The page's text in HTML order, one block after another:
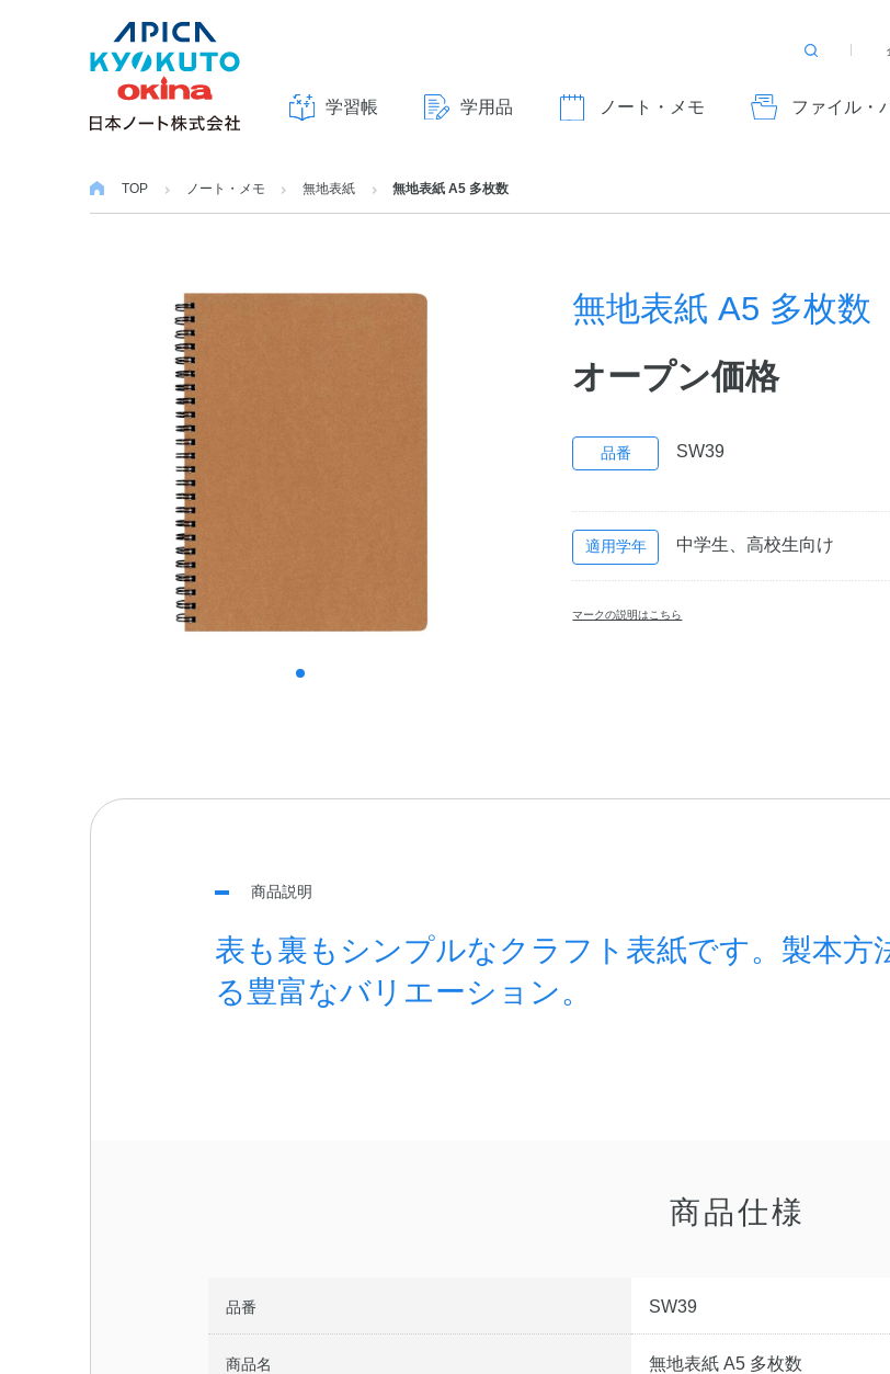
学習帳 学用品 ノート・メモ ファイル・
検
る
TOP ノート・メモ 無地表紙 無地表紙 A5 多枚数
無地表紙 A5 多枚数
オープン価格
品番 SW39
適用学年 中学生、高校生向け
マークの説明はこちら
商品説明
表も裏もシンプルなクラフト表紙です。製本方
る豊富なバリエーション。
商品仕様
品番 SW39
商品名 無地表紙 A5 多枚数